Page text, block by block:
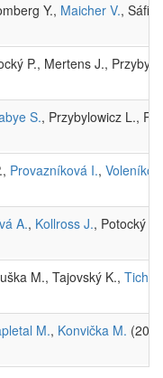
Y., Maicher V.,
P., Mertens J.,
S., Przybylowicz L.,
Provazníková I.,
A., Kollross J., Potocký
M., Tajovský K.,
M., Konvička M.